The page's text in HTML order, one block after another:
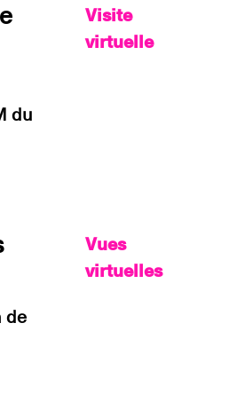
du
Visite
virtuelle
de
Vues
virtuelles